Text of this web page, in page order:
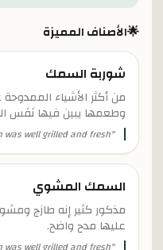
🌟الأصناف المميزة
شوربة السمك
من أكثر الأشياء
وطعمها يبين فيها نَفَس
"
well grilled and fresh.
السمك المشوي
مذكور كثير إنه طازج
عليها مدح واضح.